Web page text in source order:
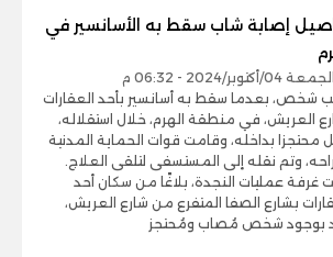
إصابة شاب سقط به الأسانسير في
الجمعة 04/أكتوبر/2024 - 06:32 م
شخص، بعدما سقط به أسانسير بأحد العقارات
العريش، في منطقة الهرم، خلال استقلاله،
محتجزا بداخله، وقامت قوات الحماية المدنية
وتم نقله إلى المستسفى لتلقى العلاج.
غرفة عمليات النجدة، بلاغًا من سكان أحد
بشارع الصفا المتفرع من شارع العريش،
بوجود شخص مُصاب ومُحتجز